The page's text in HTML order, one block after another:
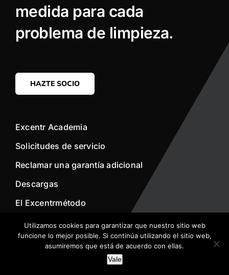
medida para cada
problema de limpieza.
HAZTE SOCIO
Excentr Academia
Solicitudes de servicio
Reclamar una garantía adicional
Descargas
El Excentrmétodo
Sobre nosotros
Retorno Social
Utilizamos cookies para garantizar que nuestro sitio web
funcione lo mejor posible. Si continúa utilizando el sitio web,
asumiremos que está de acuerdo con ellas.
Vale